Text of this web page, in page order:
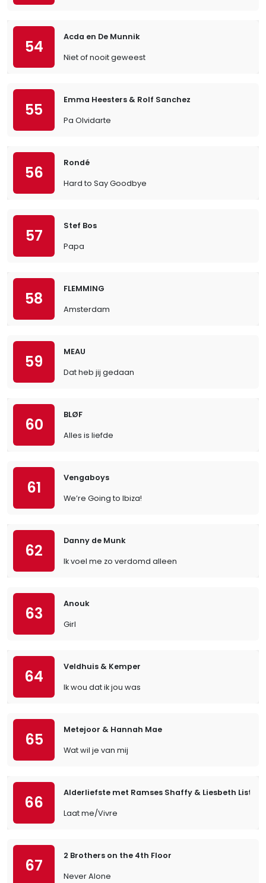
54
Acda en De Munnik
Niet of nooit geweest
55
Emma Heesters & Rolf Sanchez
Pa Olvidarte
56
Rondé
Hard to Say Goodbye
57
Stef Bos
Papa
58
FLEMMING
Amsterdam
59
MEAU
Dat heb jij gedaan
60
BLØF
Alles is liefde
61
Vengaboys
We’re Going to Ibiza!
62
Danny de Munk
Ik voel me zo verdomd alleen
63
Anouk
Girl
64
Veldhuis & Kemper
Ik wou dat ik jou was
65
Metejoor & Hannah Mae
Wat wil je van mij
66
Alderliefste met Ramses Shaffy & Liesbeth List
Laat me/Vivre
67
2 Brothers on the 4th Floor
Never Alone